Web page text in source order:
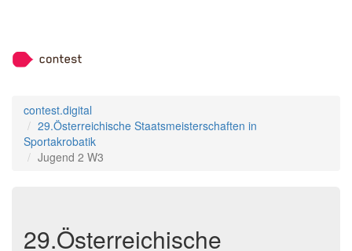
contest.digital
29.Österreichische Staatsmeisterschaften in
Sportakrobatik
Jugend 2 W3
29.Österreichische